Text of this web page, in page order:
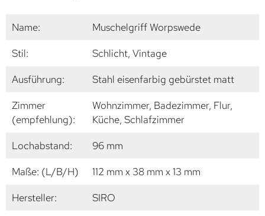
Name:
Muschelgriff Worpswede
Stil:
Schlicht, Vintage
Ausführung:
Stahl eisenfarbig gebürstet matt
Zimmer
(empfehlung):
Wohnzimmer, Badezimmer, Flur,
Küche, Schlafzimmer
Lochabstand:
96 mm
Maße: (L/B/H)
112 mm x 38 mm x 13 mm
Hersteller:
SIRO